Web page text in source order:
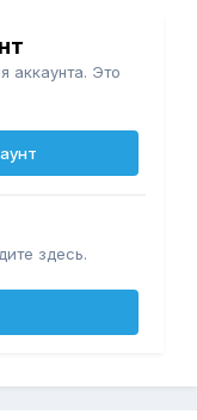
аккаунта. Это
здесь.